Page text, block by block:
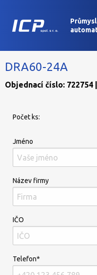
DRA60-24A
Objednací číslo:
Počet ks:
Jméno
Název firmy
IČO
Telefon*